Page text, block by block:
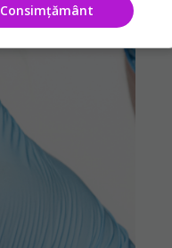
Consimțământ